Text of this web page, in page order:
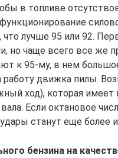
в топливе
что лучше 95 или 92.
но чаще всего все же
к 95-му, в нем
движка пилы.
ход), которая
Если октановое
станут еще более
бензина на